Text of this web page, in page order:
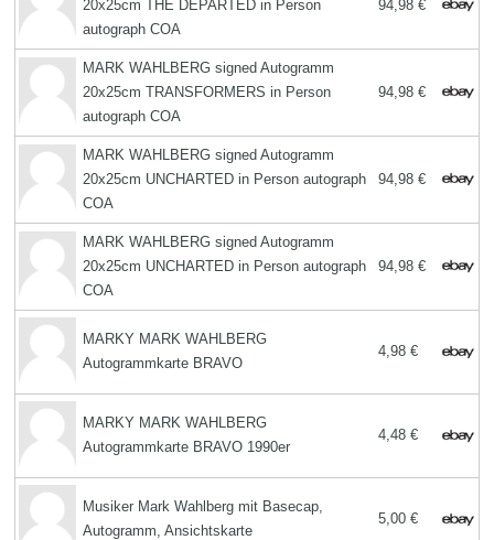
20x25cm THE DEPARTED in Person
autograph COA
94,98 €
MARK WAHLBERG signed Autogramm
20x25cm TRANSFORMERS in Person
autograph COA
94,98 €
MARK WAHLBERG signed Autogramm
20x25cm UNCHARTED in Person autograph
COA
94,98 €
MARK WAHLBERG signed Autogramm
20x25cm UNCHARTED in Person autograph
COA
94,98 €
MARKY MARK WAHLBERG
Autogrammkarte BRAVO
4,98 €
MARKY MARK WAHLBERG
Autogrammkarte BRAVO 1990er
4,48 €
Musiker Mark Wahlberg mit Basecap,
Autogramm, Ansichtskarte
5,00 €